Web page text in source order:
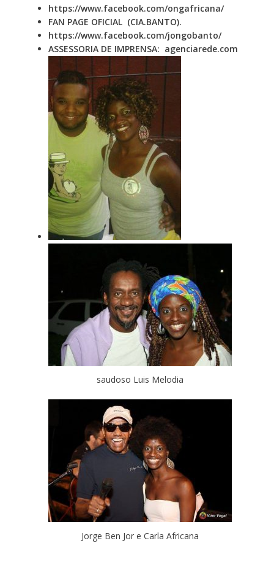
https://www.facebook.com/ongafricana/
FAN PAGE OFICIAL (CIA.BANTO).
https://www.facebook.com/jongobanto/
ASSESSORIA DE IMPRENSA: agenciarede.com
saudoso Luis Melodia
Jorge Ben Jor e Carla Africana